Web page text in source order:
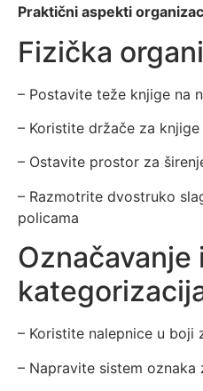
Praktični aspekti
Fizička
– Postavite teže knjige na
– Koristite držače za
– Ostavite prostor za
– Razmotrite dvostruko
policama
Označavanje i
– Koristite nalepnice u boji
– Napravite sistem oznaka